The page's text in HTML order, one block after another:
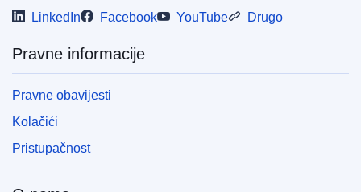
LinkedIn Facebook YouTube Drugo
Pravne informacije
Pravne obavijesti
Kolačići
Pristupačnost